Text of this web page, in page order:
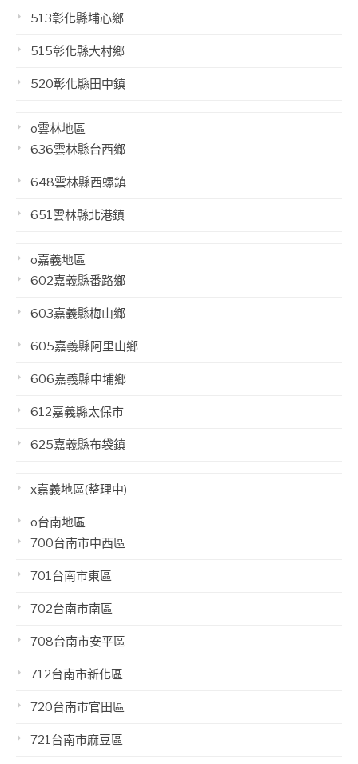
513彰化縣埔心鄉
515彰化縣大村鄉
520彰化縣田中鎮
o雲林地區
636雲林縣台西鄉
648雲林縣西螺鎮
651雲林縣北港鎮
o嘉義地區
602嘉義縣番路鄉
603嘉義縣梅山鄉
605嘉義縣阿里山鄉
606嘉義縣中埔鄉
612嘉義縣太保市
625嘉義縣布袋鎮
x嘉義地區(整理中)
o台南地區
700台南市中西區
701台南市東區
702台南市南區
708台南市安平區
712台南市新化區
720台南市官田區
721台南市麻豆區